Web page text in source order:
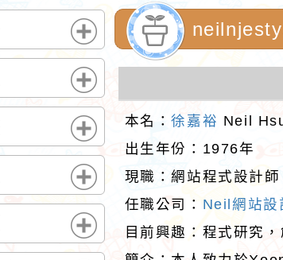
展
開
選
單
展
開
選
單
展
開
選
單
展
開
選
展
本名：徐嘉裕 Neil
出生年份：1976年
現職：網站程式設計師
任職公司： Neil網站設
目前興趣：程式研究，